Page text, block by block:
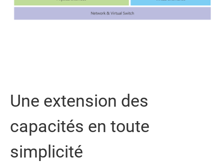
Une extension des
capacités en toute
simplicité